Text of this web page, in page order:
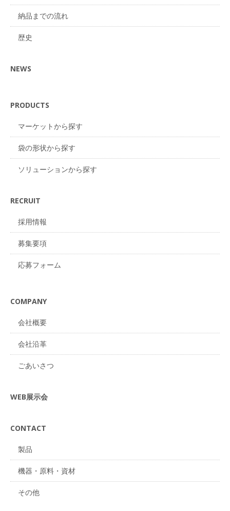
納品までの流れ
歴史
NEWS
PRODUCTS
マーケットから探す
袋の形状から探す
ソリューションから探す
RECRUIT
採用情報
募集要項
応募フォーム
COMPANY
会社概要
会社沿革
ごあいさつ
WEB展示会
CONTACT
製品
機器・原料・資材
その他